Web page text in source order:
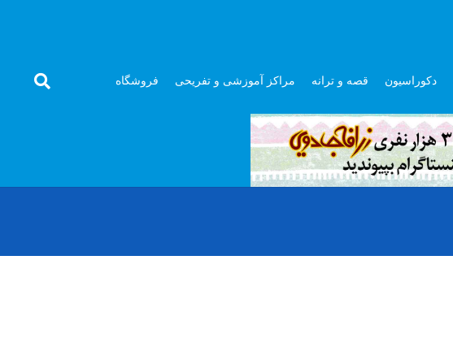
دکوراسیون قصه و ترانه مراکز آموزشی و تفریحی فروشگاه